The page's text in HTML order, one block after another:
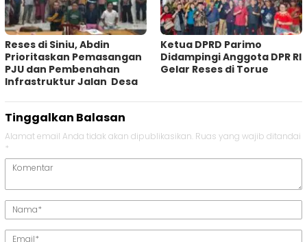
Reses di Siniu, Abdin
Prioritaskan Pemasangan
PJU dan Pembenahan
Infrastruktur Jalan Desa
Ketua DPRD Parimo
Didampingi Anggota DPR RI
Gelar Reses di Torue
Tinggalkan Balasan
Alamat email Anda tidak akan dipublikasikan. Ruas yang wajib ditandai
*